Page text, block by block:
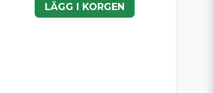
LÄGG I KORGEN